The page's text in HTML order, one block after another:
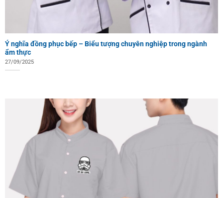
Ý nghĩa đồng phục bếp – Biểu tượng chuyên nghiệp trong ngành
ẩm thực
27/09/2025